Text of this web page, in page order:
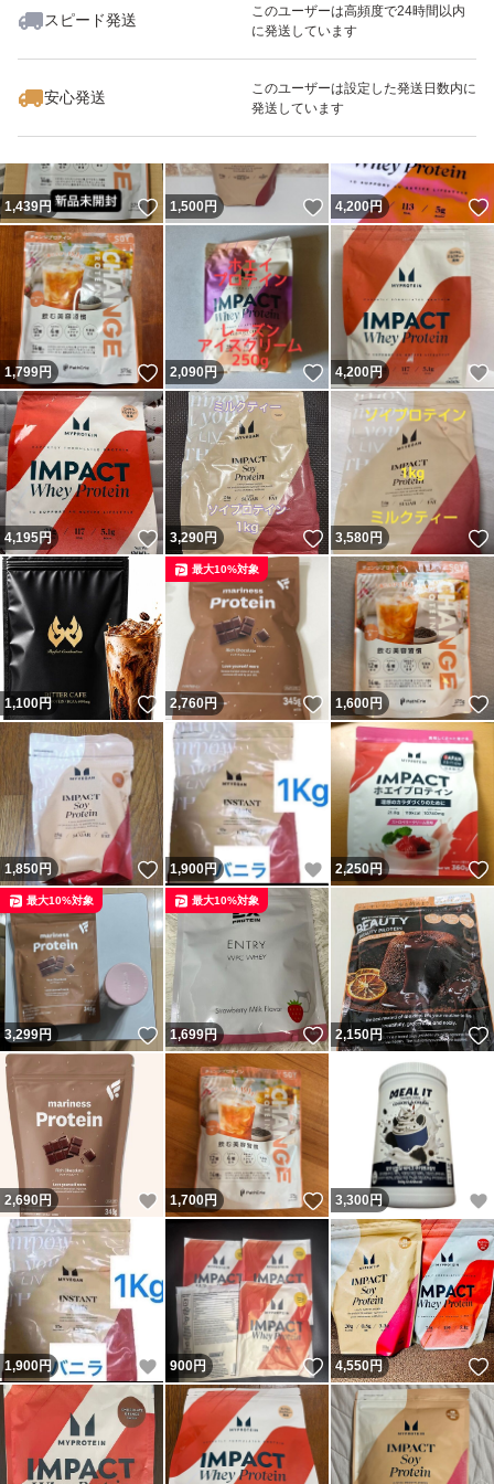
スピード発送
このユーザーは高頻度で24時間以内
に発送しています
安心発送
このユーザーは設定した発送日数内に
発送しています
いいね！
2,280
1,439円 いいね！
1,500円 いいね！
4,200円
1,799円 いいね！
2,090円 いいね！
4,200円
4,195円 いいね！
3,290円 いいね！
3,580円
1,100円 いいね！
2,760円 いいね！
最大10%対象
1,600円
1,850円 いいね！
1,900円 いいね！
2,250円
3,299円 いいね！
最大10%対象
1,699円 いいね！
最大10%対象
2,150円
2,690円 いいね！
1,700円 いいね！
3,300円
1,900円 いいね！
900円 いいね！
4,550円